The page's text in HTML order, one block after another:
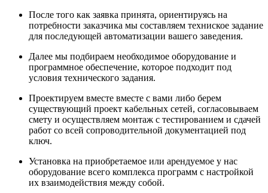
После того как заявка принята, ориентируясь на
потребности заказчика мы составляем техниское задание
для последующей автоматизации вашего заведения.
Далее мы подбираем необходимое оборудование и
программное обеспечение, которое подходит под
условия технического задания.
Проектируем вместе вместе с вами либо берем
существующий проект кабельных сетей, согласовываем
смету и осуществляем монтаж с тестированием и сдачей
работ со всей сопроводительной документацией под
ключ.
Установка на приобретаемое или арендуемое у нас
оборудование всего комплекса программ с настройкой
их взаимодействия между собой.